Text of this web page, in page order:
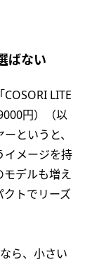
ばない
LITE
円）（以
というと、
イメージを持
デルも増え
トでリーズ
ら、小さい